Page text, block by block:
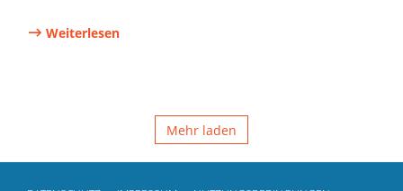
Weiterlesen
Mehr laden